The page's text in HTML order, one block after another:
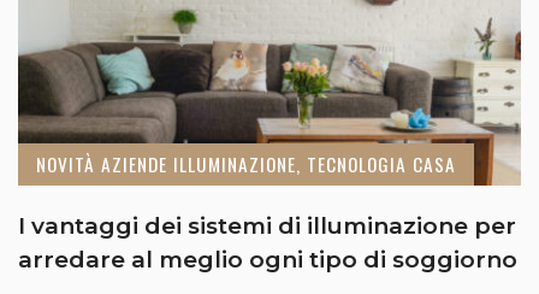
NOVITÀ AZIENDE ILLUMINAZIONE, TECNOLOGIA CASA
I vantaggi dei sistemi di illuminazione per
arredare al meglio ogni tipo di soggiorno